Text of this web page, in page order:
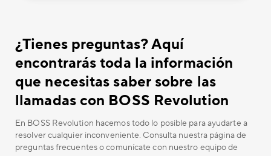
¿Tienes preguntas? Aquí
encontrarás toda la información
que necesitas saber sobre las
llamadas con BOSS Revolution
En BOSS Revolution hacemos todo lo posible para ayudarte a
resolver cualquier inconveniente. Consulta nuestra página de
preguntas frecuentes o comunícate con nuestro equipo de